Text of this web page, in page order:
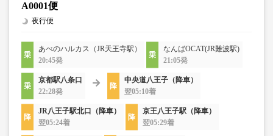
A0001便
夜行便
あべのハルカス（JR天王寺駅）
20:45発
なんばOCAT(JR難波駅)
21:05発
京都駅八条口
22:28発
中央道八王子（降車）
翌05:10着
JR八王子駅北口（降車）
翌05:24着
京王八王子駅（降車）
翌05:29着